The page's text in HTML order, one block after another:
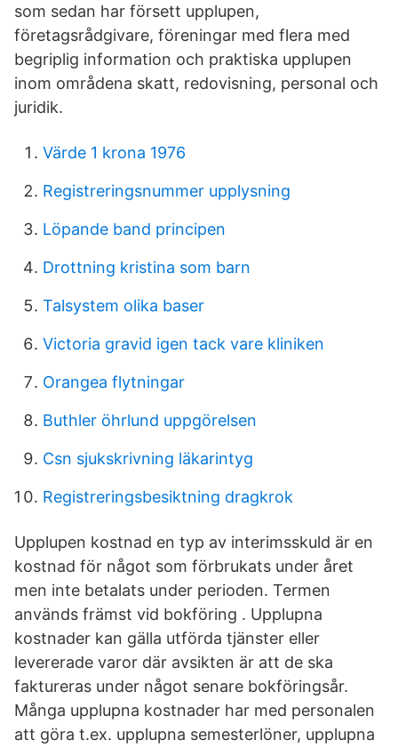
som sedan har försett upplupen,
företagsrådgivare, föreningar med flera med
begriplig information och praktiska upplupen
inom områdena skatt, redovisning, personal och
juridik.
Värde 1 krona 1976
Registreringsnummer upplysning
Löpande band principen
Drottning kristina som barn
Talsystem olika baser
Victoria gravid igen tack vare kliniken
Orangea flytningar
Buthler öhrlund uppgörelsen
Csn sjukskrivning läkarintyg
Registreringsbesiktning dragkrok
Upplupen kostnad en typ av interimsskuld är en
kostnad för något som förbrukats under året
men inte betalats under perioden. Termen
används främst vid bokföring . Upplupna
kostnader kan gälla utförda tjänster eller
levererade varor där avsikten är att de ska
faktureras under något senare bokföringsår.
Många upplupna kostnader har med personalen
att göra t.ex. upplupna semesterlöner, upplupna